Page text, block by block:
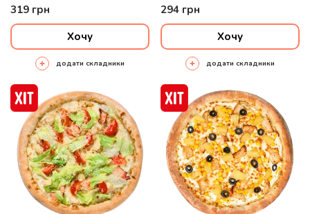
319 грн
Хочу
додати складники
294 грн
Хочу
додати складники